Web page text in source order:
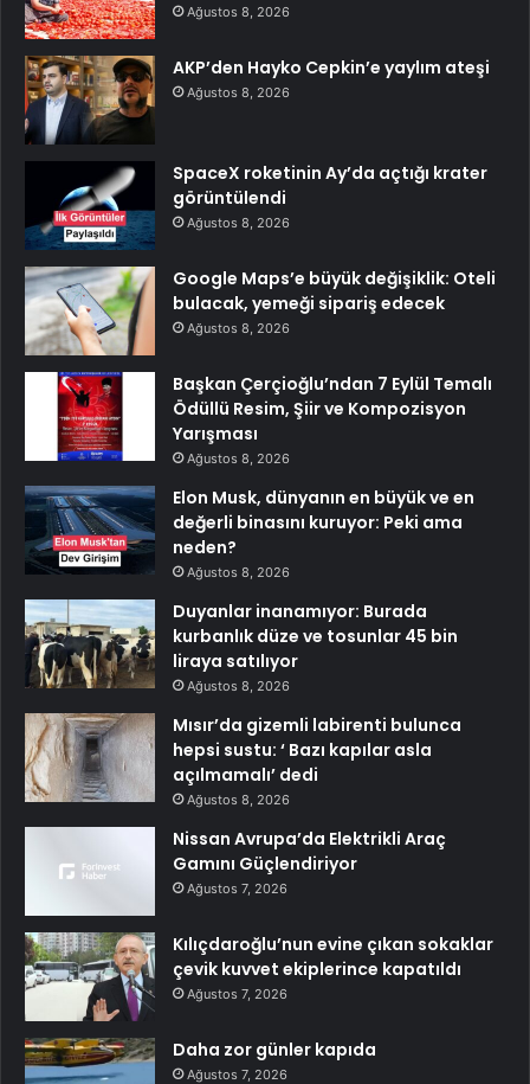
Ağustos 8, 2026
AKP’den Hayko Cepkin’e yaylım ateşi
Ağustos 8, 2026
SpaceX roketinin Ay’da açtığı krater
görüntülendi
Ağustos 8, 2026
Google Maps’e büyük değişiklik: Oteli
bulacak, yemeği sipariş edecek
Ağustos 8, 2026
Başkan Çerçioğlu’ndan 7 Eylül Temalı
Ödüllü Resim, Şiir ve Kompozisyon
Yarışması
Ağustos 8, 2026
Elon Musk, dünyanın en büyük ve en
değerli binasını kuruyor: Peki ama
neden?
Ağustos 8, 2026
Duyanlar inanamıyor: Burada
kurbanlık düze ve tosunlar 45 bin
liraya satılıyor
Ağustos 8, 2026
Mısır’da gizemli labirenti bulunca
hepsi sustu: ‘ Bazı kapılar asla
açılmamalı’ dedi
Ağustos 8, 2026
Nissan Avrupa’da Elektrikli Araç
Gamını Güçlendiriyor
Ağustos 7, 2026
Kılıçdaroğlu’nun evine çıkan sokaklar
çevik kuvvet ekiplerince kapatıldı
Ağustos 7, 2026
Daha zor günler kapıda
Ağustos 7, 2026